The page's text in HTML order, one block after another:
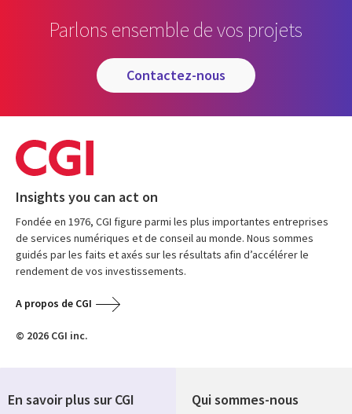
Parlons ensemble de vos projets
contactez-nous
Insights you can act on
Fondée en 1976, CGI figure parmi les plus importantes entreprises
de services numériques et de conseil au monde. Nous sommes
guidés par les faits et axés sur les résultats afin d’accélérer le
rendement de vos investissements.
A propos de CGI
© 2026 CGI inc.
Qui sommes-nous
En savoir plus sur CGI